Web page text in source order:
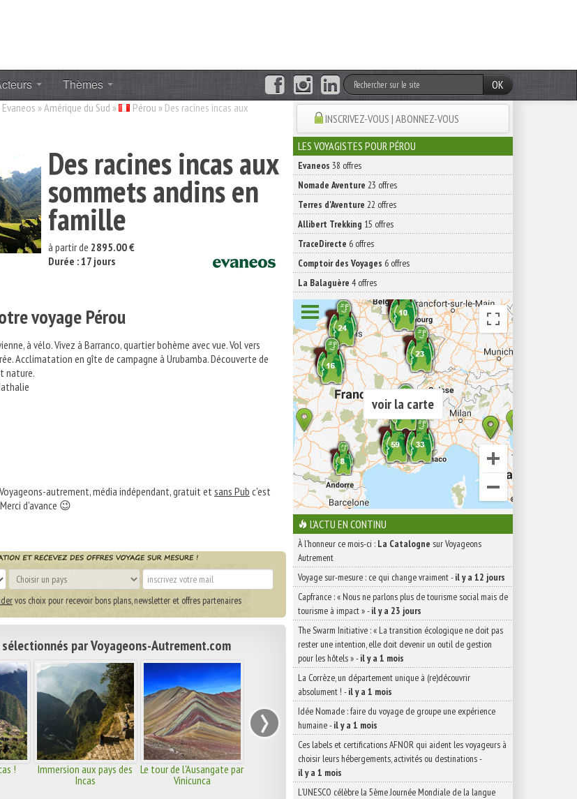
Thèmes
OK
Evaneos »Amérique du Sud » Pérou » Des racines incas aux
Des racines incas aux
sommets andins en
famille
à partir de 2895.00 €
Durée : 17 jours
voyage Pérou
à vélo. Vivez à Barranco, quartier bohème avec vue. Vol vers
Acclimatation en gîte de campagne à Urubamba. Découverte de
nature.
autrement, média indépendant, gratuit etsans Pub c'est
d'avance 😉
vos choix pour recevoir bons plans, newsletter et offres partenaires
par Voyageons-Autrement.com
!
Immersion aux pays des
Incas
Le tour de l'Ausangate par
Vinicunca
›
INSCRIVEZ-VOUS | ABONNEZ-VOUS
LES VOYAGISTES POUR PÉROU
Evaneos 38 offres
Nomade Aventure 23 offres
Terres d'Aventure 22 offres
Allibert Trekking 15 offres
TraceDirecte 6 offres
Comptoir des Voyages 6 offres
La Balaguère 4 offres
voir la carte
L'ACTU EN CONTINU
À l'honneur ce mois-ci : La Catalogne sur Voyageons
Autrement
Voyage sur-mesure : ce qui change vraiment-il y a 12 jours
Capfrance : « Nous ne parlons plus de tourisme social mais de
tourisme à impact »-il y a 23 jours
The Swarm Initiative : « La transition écologique ne doit pas
rester une intention, elle doit devenir un outil de gestion
pour les hôtels »-il y a 1 mois
La Corrèze, un département unique à (re)découvrir
absolument ! -il y a 1 mois
Idée Nomade : faire du voyage de groupe une expérience
humaine-il y a 1 mois
Ces labels et certifications AFNOR qui aident les voyageurs à
choisir leurs hébergements, activités ou destinations-
il y a 1 mois
L’UNESCO célèbre la 5ème Journée Mondiale de la langue